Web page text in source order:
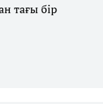
тағы бір